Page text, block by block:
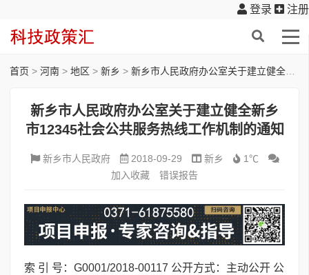
登录 注册
首页 > 河南 > 地区 > 新乡 > 新乡市人民政府办公室关于建立健全新乡市12345社会公共服务热线工作机制的通知
新乡市人民政府办公室关于建立健全新乡
市12345社会公共服务热线工作机制的通知
新乡市人民政府 2018-09-29 新乡
1℃
加入收藏
错误报告
索 引 号：G0001/2018-00117 公开方式：主动公开 公